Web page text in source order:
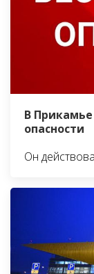
В
опасности
Он